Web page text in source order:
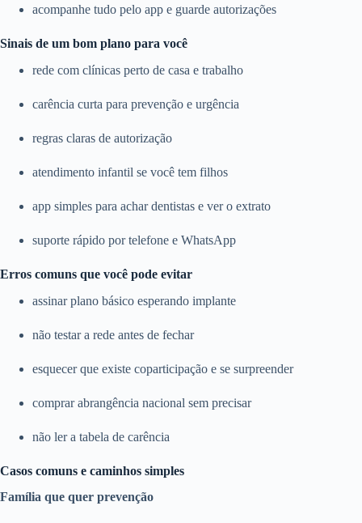
acompanhe tudo pelo app e guarde autorizações
Sinais de um bom plano para você
rede com clínicas perto de casa e trabalho
carência curta para prevenção e urgência
regras claras de autorização
atendimento infantil se você tem filhos
app simples para achar dentistas e ver o extrato
suporte rápido por telefone e WhatsApp
Erros comuns que você pode evitar
assinar plano básico esperando implante
não testar a rede antes de fechar
esquecer que existe coparticipação e se surpreender
comprar abrangência nacional sem precisar
não ler a tabela de carência
Casos comuns e caminhos simples
Família que quer prevenção